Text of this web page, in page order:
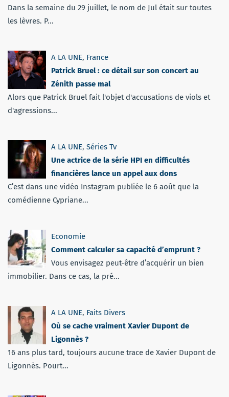
Dans la semaine du 29 juillet, le nom de Jul était sur toutes
les lèvres. P...
A LA UNE, France
Patrick Bruel : ce détail sur son concert au
Zénith passe mal
Alors que Patrick Bruel fait l'objet d'accusations de viols et
d'agressions...
A LA UNE, Séries Tv
Une actrice de la série HPI en difficultés
financières lance un appel aux dons
C’est dans une vidéo Instagram publiée le 6 août que la
comédienne Cypriane...
Economie
Comment calculer sa capacité d’emprunt ?
Vous envisagez peut-être d’acquérir un bien
immobilier. Dans ce cas, la pré...
A LA UNE, Faits Divers
Où se cache vraiment Xavier Dupont de
Ligonnès ?
16 ans plus tard, toujours aucune trace de Xavier Dupont de
Ligonnès. Pourt...